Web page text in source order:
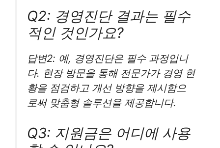
Q2: 경영진단 결과는 필수
적인 것인가요?
답변2: 예, 경영진단은 필수 과정입니
다. 현장 방문을 통해 전문가가 경영 현
황을 점검하고 개선 방향을 제시함으
로써 맞춤형 솔루션을 제공합니다.
Q3: 지원금은 어디에 사용